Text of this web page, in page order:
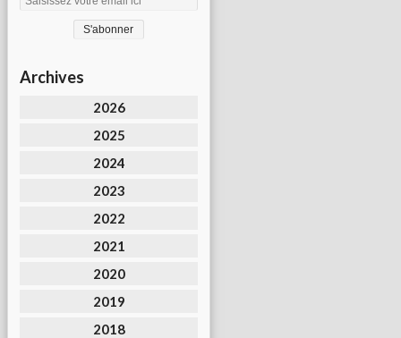
Archives
2026
2025
2024
2023
2022
2021
2020
2019
2018